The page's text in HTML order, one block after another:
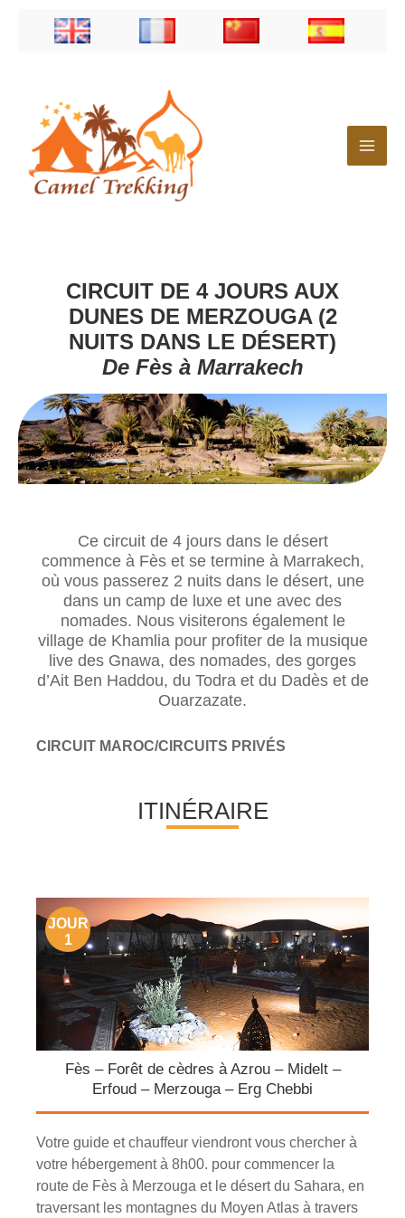
CIRCUIT DE 4 JOURS AUX
DUNES DE MERZOUGA (2
NUITS DANS LE DÉSERT)
De Fès à Marrakech
Ce circuit de 4 jours dans le désert
commence à Fès et se termine à Marrakech,
où vous passerez 2 nuits dans le désert, une
dans un camp de luxe et une avec des
nomades. Nous visiterons également le
village de Khamlia pour profiter de la musique
live des Gnawa, des nomades, des gorges
d’Ait Ben Haddou, du Todra et du Dadès et de
Ouarzazate.
CIRCUIT MAROC/CIRCUITS PRIVÉS
ITINÉRAIRE
JOUR
1
Fès – Forêt de cèdres à Azrou – Midelt –
Erfoud – Merzouga – Erg Chebbi
Votre guide et chauffeur viendront vous chercher à
votre hébergement à 8h00. pour commencer la
route de Fès à Merzouga et le désert du Sahara, en
traversant les montagnes du Moyen Atlas à travers